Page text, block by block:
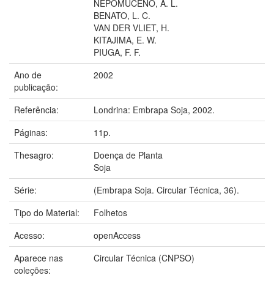
NEPOMUCENO, A. L.
BENATO, L. C.
VAN DER VLIET, H.
KITAJIMA, E. W.
PIUGA, F. F.
Ano de
publicação:
2002
Referência:
Londrina: Embrapa Soja, 2002.
Páginas:
11p.
Thesagro:
Doença de Planta
Soja
Série:
(Embrapa Soja. Circular Técnica, 36).
Tipo do Material:
Folhetos
Acesso:
openAccess
Aparece nas
coleções:
Circular Técnica (CNPSO)